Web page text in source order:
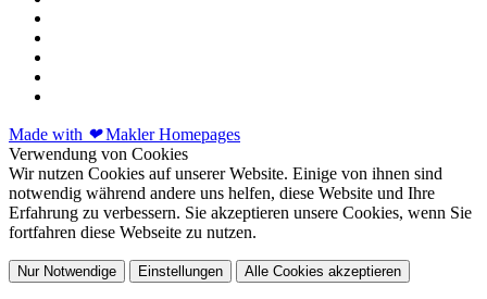
Made with ❤Makler Homepages
Verwendung von Cookies
Wir nutzen Cookies auf unserer Website. Einige von ihnen sind
notwendig während andere uns helfen, diese Website und Ihre
Erfahrung zu verbessern. Sie akzeptieren unsere Cookies, wenn Sie
fortfahren diese Webseite zu nutzen.
Nur Notwendige Einstellungen Alle Cookies akzeptieren